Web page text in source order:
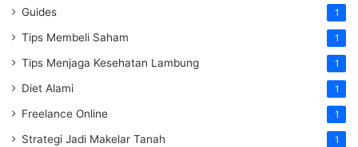
Guides 1
Tips Membeli Saham 1
Tips Menjaga Kesehatan Lambung 1
Diet Alami 1
Freelance Online 1
Strategi Jadi Makelar Tanah 1